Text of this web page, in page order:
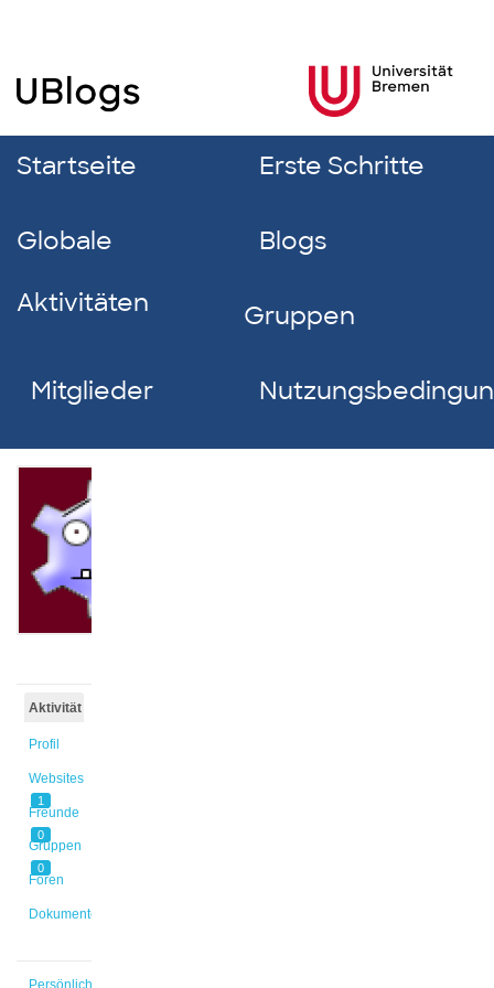
Startseite Erste Schritte
Globale
Aktivitäten
Blogs
Gruppen
Mitglieder
Aktivität
Profil
Websites
1
Freunde
0
Gruppen
0
Foren
Dokumente
Persönlich